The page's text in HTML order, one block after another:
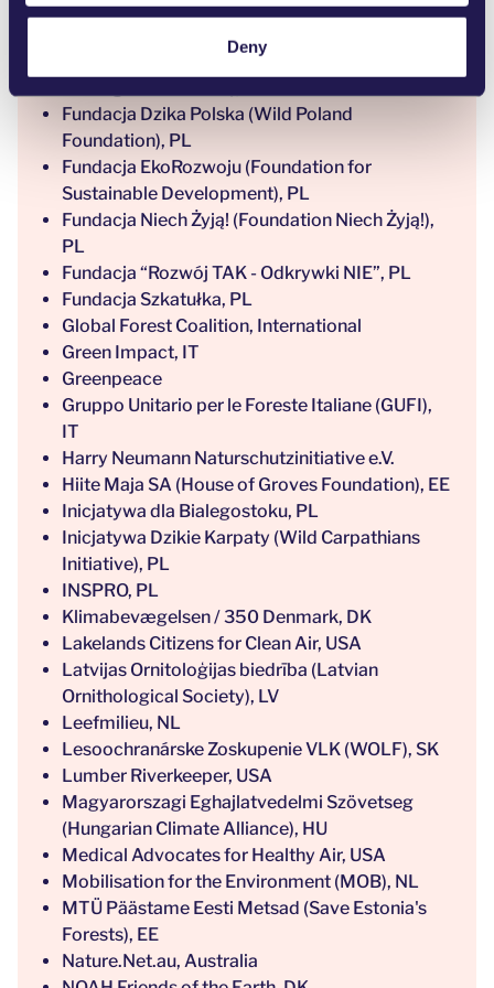
Deny
Friends of the Siberian Forests, RU
Fundacja Albatros (Foundation Albatros), PL
Fundacja Dziedzictwo Przyrodnicze (Natural
Fundacja Dzika Polska (Wild Poland
Foundation), PL
Fundacja EkoRozwoju (Foundation for
Sustainable Development), PL
Fundacja Niech Żyją! (Foundation Niech Żyją!),
PL
Fundacja “Rozwój TAK - Odkrywki NIE”, PL
Fundacja Szkatułka, PL
Global Forest Coalition, International
Green Impact, IT
Greenpeace
Gruppo Unitario per le Foreste Italiane (GUFI),
IT
Harry Neumann Naturschutzinitiative e.V.
Hiite Maja SA (House of Groves Foundation), EE
Inicjatywa dla Bialegostoku, PL
Inicjatywa Dzikie Karpaty (Wild Carpathians
Initiative), PL
INSPRO, PL
Klimabevægelsen / 350 Denmark, DK
Lakelands Citizens for Clean Air, USA
Latvijas Ornitoloģijas biedrība (Latvian
Ornithological Society), LV
Leefmilieu, NL
Lesoochranárske Zoskupenie VLK (WOLF), SK
Lumber Riverkeeper, USA
Magyarorszagi Eghajlatvedelmi Szövetseg
(Hungarian Climate Alliance), HU
Medical Advocates for Healthy Air, USA
Mobilisation for the Environment (MOB), NL
MTÜ Päästame Eesti Metsad (Save Estonia's
Forests), EE
Nature.Net.au, Australia